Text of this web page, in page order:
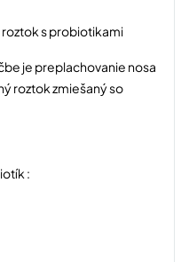
s probiotikami
je preplachovanie nosa
roztok zmiešaný so
: